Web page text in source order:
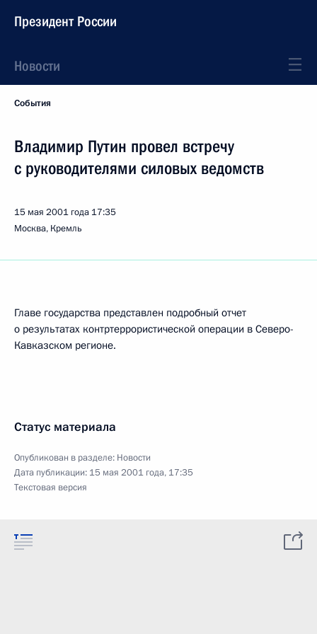
Президент России
Новости
События
Владимир Путин провел встречу
с руководителями силовых ведомств
15 мая 2001 года 17:35
Москва, Кремль
Главе государства представлен подробный отчет
о результатах контртеррористической операции в Северо-
Кавказском регионе.
Статус материала
Опубликован в разделе: Новости
Дата публикации: 15 мая 2001 года, 17:35
Текстовая версия